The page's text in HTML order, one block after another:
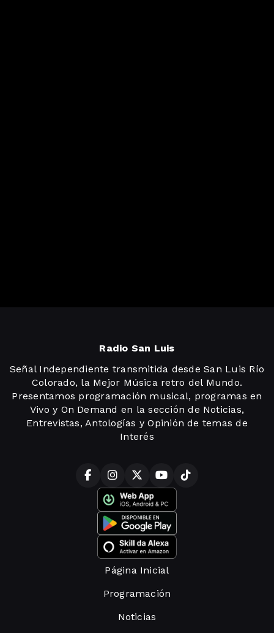
Radio San Luis
Señal Independiente transmitida desde San Luis Río
Colorado, la Mejor Música retro del Mundo.
Presentamos programación musical, programas en
Vivo y On Demand en la sección de Noticias,
Entrevistas, Antologías y Opinión de temas de
Interés
Página Inicial
Programación
Noticias